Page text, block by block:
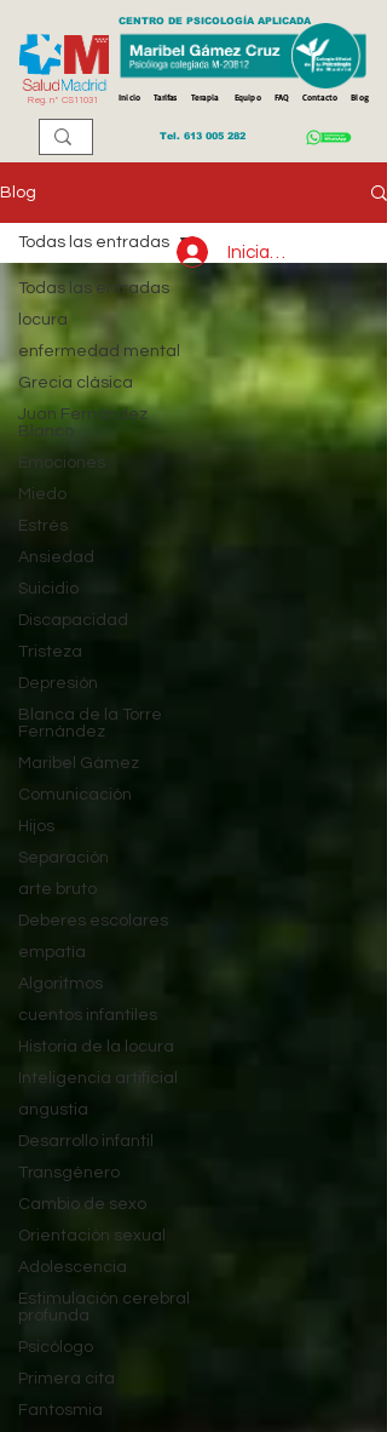
Reg. nº CS11031
CENTRO DE PSICOLOGÍA APLICADA
Inicio Tarifas Terapia Equipo FAQ Contacto Blog
Tel. 613 005 282
Blog
Todas las entradas
locura
enfermedad mental
Grecia clásica
Juan Fernández
Blanco
Emociones
Miedo
Estrés
Ansiedad
Suicidio
Discapacidad
Tristeza
Depresión
Blanca de la Torre
Fernández
Maribel Gámez
Comunicación
Hijos
Separación
arte bruto
Deberes escolares
empatía
Algoritmos
cuentos infantiles
Historia de la locura
Inteligencia artificial
angustia
Desarrollo infantil
Transgénero
Cambio de sexo
Orientación sexual
Adolescencia
Estimulación cerebral
profunda
Psicólogo
Primera cita
Fantosmia
Todas las entradas
Iniciar sesión